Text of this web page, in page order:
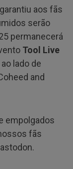
aos fãs
serão
permanecerá
Tool Live
lado de
and
empolgados
fãs